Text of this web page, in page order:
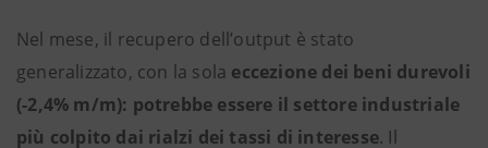
Nel mese, il recupero dell’output è stato
generalizzato, con la sola eccezione dei beni durevoli
(-2,4% m/m): potrebbe essere il settore industriale
più colpito dai rialzi dei tassi di interesse. Il